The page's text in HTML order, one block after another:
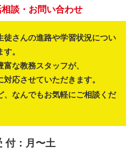
談・お問い合わせ
徒さんの進路や学習状況につい
。
な教務スタッフが、
対応させていただきます。
、なんでもお気軽にご相談くだ
付：月〜土